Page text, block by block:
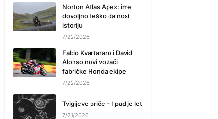
Norton Atlas Apex: ime
dovoljno teško da nosi
istoriju
7/22/2026
Fabio Kvartararo i David
Alonso novi vozači
fabričke Honda ekipe
7/22/2026
Tvigijeve priče – I pad je let
7/21/2026